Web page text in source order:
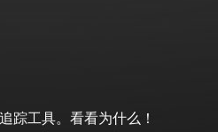
踪工具。看看为什么！